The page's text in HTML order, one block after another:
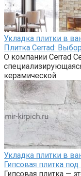
Укладка плитки в
Плитка Cerrad:
О компании Cerrad
керамической
Укладка плитки в
Гипсовая плитка
Гипсовая плитка —